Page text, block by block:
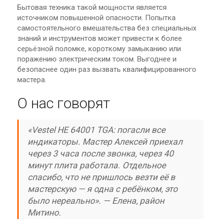
Бытовая техника такой мощности является
источником повышенной опасности. Попытка
самостоятельного вмешательства без специальных
знаний и инструментов может привести к более
серьёзной поломке, короткому замыканию или
поражению электрическим током. Выгоднее и
безопаснее один раз вызвать квалифицированного
мастера.
О нас говорят
«Vestel HE 64001 TGA: погасли все
индикаторы. Мастер Алексей приехал
через 3 часа после звонка, через 40
минут плита работала. Отдельное
спасибо, что не пришлось везти её в
мастерскую — я одна с ребёнком, это
было нереально». — Елена, район
Митино.